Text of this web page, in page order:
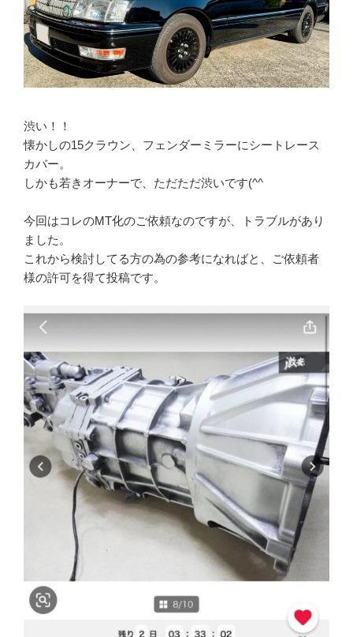
渋い！！
懐かしの15クラウン、フェンダーミラーにシートレース
カバー。
しかも若きオーナーで、ただただ渋いです(^^
今回はコレのMT化のご依頼なのですが、トラブルがあり
ました。
これから検討してる方の為の参考になればと、ご依頼者
様の許可を得て投稿です。